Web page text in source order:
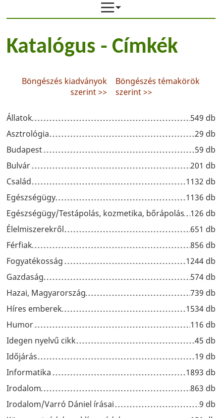
Katalógus - Címkék
Böngészés kiadványok
szerint >>
Böngészés témakörök
szerint >>
Állatok
549 db
Asztrológia
29 db
Budapest
59 db
Bulvár
201 db
Család
1132 db
Egészségügy
1136 db
Egészségügy/Testápolás, kozmetika, bőrápolás 126 db
Élelmiszerekről
651 db
Férfiak
856 db
Fogyatékosság
1244 db
Gazdaság
574 db
Hazai, Magyarország
739 db
Híres emberek
1534 db
Humor
116 db
Idegen nyelvű cikk
45 db
Időjárás
19 db
Informatika
1893 db
Irodalom
863 db
Irodalom/Varró Dániel írásai
9 db